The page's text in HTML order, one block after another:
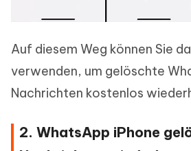
Auf diesem Weg können Sie
verwenden, um gelöschte
Nachrichten kostenlos
2. WhatsApp iPhone